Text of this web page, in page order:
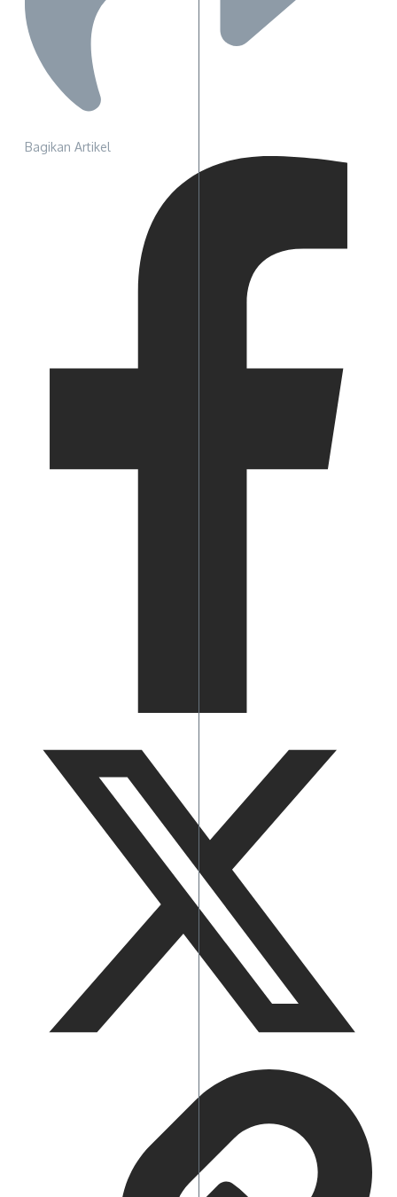
Bagikan Artikel